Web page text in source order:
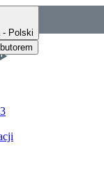
- Polski